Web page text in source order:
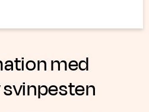
med